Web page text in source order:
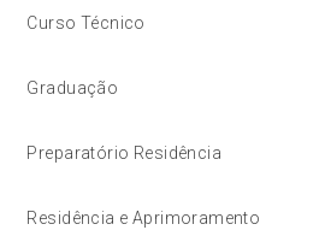
Curso Técnico
Graduação
Preparatório Residência
Residência e Aprimoramento